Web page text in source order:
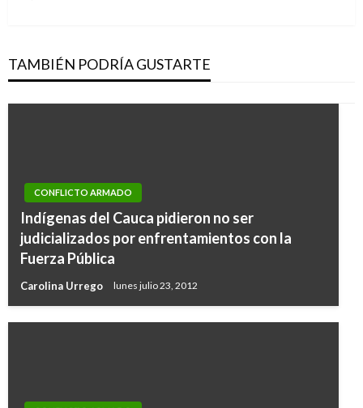
TAMBIÉN PODRÍA GUSTARTE
CONFLICTO ARMADO
Indígenas del Cauca pidieron no ser
judicializados por enfrentamientos con la
Fuerza Pública
Carolina Urrego lunes julio 23, 2012